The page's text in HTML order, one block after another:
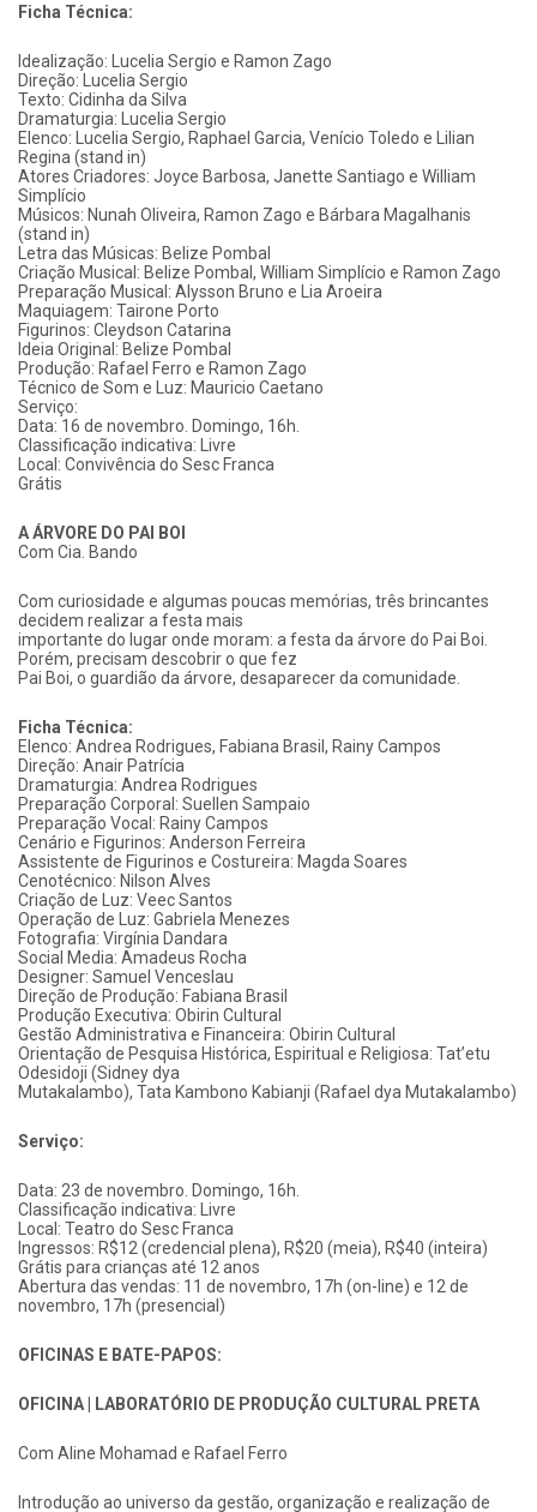
Ficha Técnica:
Idealização: Lucelia Sergio e Ramon Zago
Direção: Lucelia Sergio
Texto: Cidinha da Silva
Dramaturgia: Lucelia Sergio
Elenco: Lucelia Sergio, Raphael Garcia, Venício Toledo e Lilian
Regina (stand in)
Atores Criadores: Joyce Barbosa, Janette Santiago e William
Simplício
Músicos: Nunah Oliveira, Ramon Zago e Bárbara Magalhanis
(stand in)
Letra das Músicas: Belize Pombal
Criação Musical: Belize Pombal, William Simplício e Ramon Zago
Preparação Musical: Alysson Bruno e Lia Aroeira
Maquiagem: Tairone Porto
Figurinos: Cleydson Catarina
Ideia Original: Belize Pombal
Produção: Rafael Ferro e Ramon Zago
Técnico de Som e Luz: Mauricio Caetano
Serviço:
Data: 16 de novembro. Domingo, 16h.
Classificação indicativa: Livre
Local: Convivência do Sesc Franca
Grátis
A ÁRVORE DO PAI BOI
Com Cia. Bando
Com curiosidade e algumas poucas memórias, três brincantes
decidem realizar a festa mais
importante do lugar onde moram: a festa da árvore do Pai Boi.
Porém, precisam descobrir o que fez
Pai Boi, o guardião da árvore, desaparecer da comunidade.
Ficha Técnica:
Elenco: Andrea Rodrigues, Fabiana Brasil, Rainy Campos
Direção: Anair Patrícia
Dramaturgia: Andrea Rodrigues
Preparação Corporal: Suellen Sampaio
Preparação Vocal: Rainy Campos
Cenário e Figurinos: Anderson Ferreira
Assistente de Figurinos e Costureira: Magda Soares
Cenotécnico: Nilson Alves
Criação de Luz: Veec Santos
Operação de Luz: Gabriela Menezes
Fotografia: Virgínia Dandara
Social Media: Amadeus Rocha
Designer: Samuel Venceslau
Direção de Produção: Fabiana Brasil
Produção Executiva: Obirin Cultural
Gestão Administrativa e Financeira: Obirin Cultural
Orientação de Pesquisa Histórica, Espiritual e Religiosa: Tat’etu
Odesidoji (Sidney dya
Mutakalambo), Tata Kambono Kabianji (Rafael dya Mutakalambo)
Serviço:
Data: 23 de novembro. Domingo, 16h.
Classificação indicativa: Livre
Local: Teatro do Sesc Franca
Ingressos: R$12 (credencial plena), R$20 (meia), R$40 (inteira)
Grátis para crianças até 12 anos
Abertura das vendas: 11 de novembro, 17h (on-line) e 12 de
novembro, 17h (presencial)
OFICINAS E BATE-PAPOS:
OFICINA | LABORATÓRIO DE PRODUÇÃO CULTURAL PRETA
Com Aline Mohamad e Rafael Ferro
Introdução ao universo da gestão, organização e realização de